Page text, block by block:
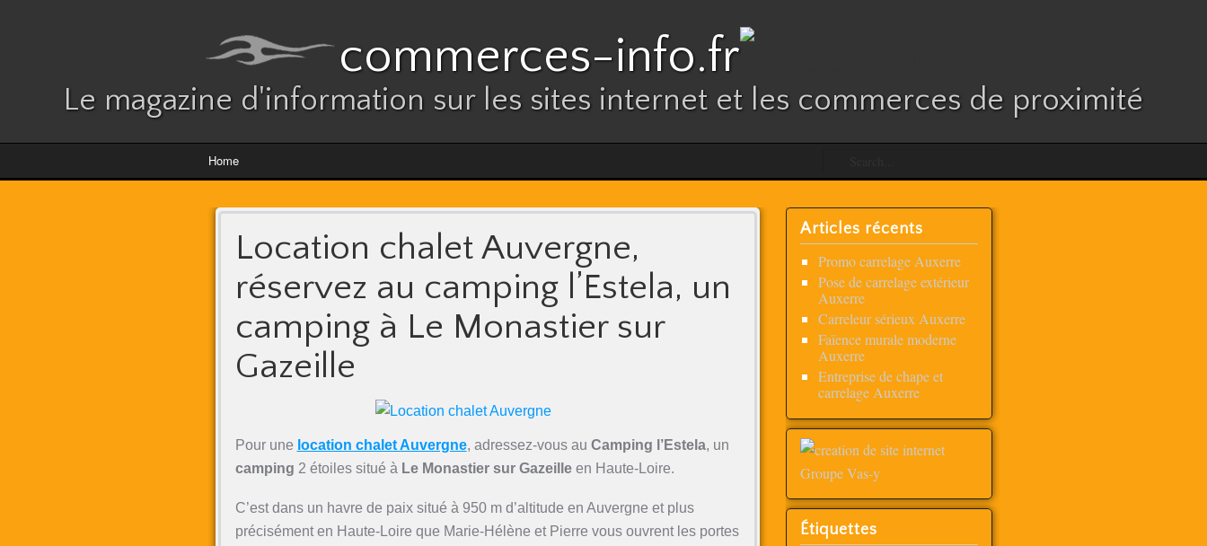
commerces-info.fr
Le magazine d'information sur les sites internet et les commerces de proximité
Home
Location chalet Auvergne,
réservez au camping l’Estela, un
camping à Le Monastier sur
Gazeille
Pour une location chalet Auvergne, adressez-vous au Camping l’Estela, un
camping 2 étoiles situé à Le Monastier sur Gazeilleen Haute-Loire.
C’est dans un havre de paix situé à 950 m d’altitude en Auvergne et plus
précisément en Haute-Loire que Marie-Hélène et Pierre vous ouvrent les portes
Articles récents
Promo carrelage Auxerre
Pose de carrelage extérieur
Auxerre
Carreleur sérieux Auxerre
Faïence murale moderne
Auxerre
Entreprise de chape et
carrelage Auxerre
Étiquettes